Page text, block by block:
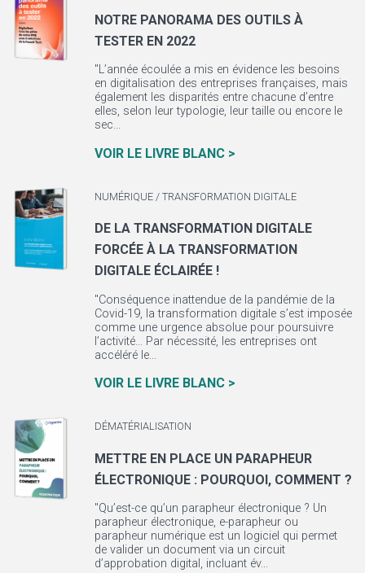
NOTRE PANORAMA DES OUTILS À
TESTER EN 2022
"L’année écoulée a mis en évidence les besoins
en digitalisation des entreprises françaises, mais
également les disparités entre chacune d’entre
elles, selon leur typologie, leur taille ou encore le
sec...
VOIR LE LIVRE BLANC >
NUMÉRIQUE / TRANSFORMATION DIGITALE
DE LA TRANSFORMATION DIGITALE
FORCÉE À LA TRANSFORMATION
DIGITALE ÉCLAIRÉE !
"Conséquence inattendue de la pandémie de la
Covid-19, la transformation digitale s’est imposée
comme une urgence absolue pour poursuivre
l’activité... Par nécessité, les entreprises ont
accéléré le...
VOIR LE LIVRE BLANC >
DÉMATÉRIALISATION
METTRE EN PLACE UN PARAPHEUR
ÉLECTRONIQUE : POURQUOI, COMMENT ?
"Qu’est-ce qu’un parapheur électronique ? Un
parapheur électronique, e-parapheur ou
parapheur numérique est un logiciel qui permet
de valider un document via un circuit
d’approbation digital, incluant év...